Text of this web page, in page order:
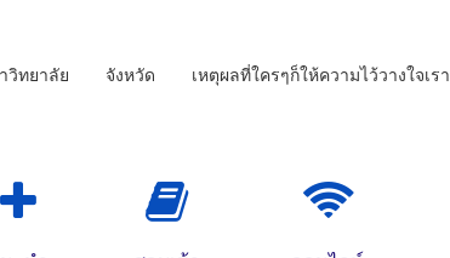
วิทยาลัย จังหวัด เหตุผลที่ใครๆก็ให้ความไว้วางใจเรา